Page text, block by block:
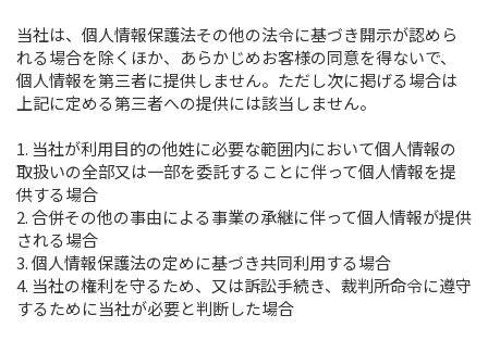
当社は、個人情報保護法その他の法令に基づき開示が認めら
れる場合を除くほか、あらかじめお客様の同意を得ないで、
個人情報を第三者に提供しません。ただし次に掲げる場合は
上記に定める第三者への提供には該当しません。
1. 当社が利用目的の他姓に必要な範囲内において個人情報の
取扱いの全部又は一部を委託することに伴って個人情報を提
供する場合
2. 合併その他の事由による事業の承継に伴って個人情報が提供
される場合
3. 個人情報保護法の定めに基づき共同利用する場合
4. 当社の権利を守るため、又は訴訟手続き、裁判所命令に遵守
するために当社が必要と判断した場合